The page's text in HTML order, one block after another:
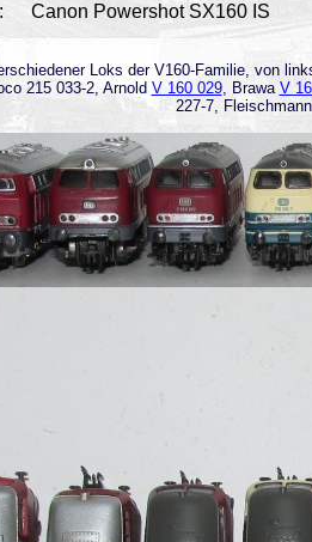
: Canon Powershot SX160 IS
Loks der V160-Familie, von
215 033-2, Arnold V 160 029, Brawa V
227-7,